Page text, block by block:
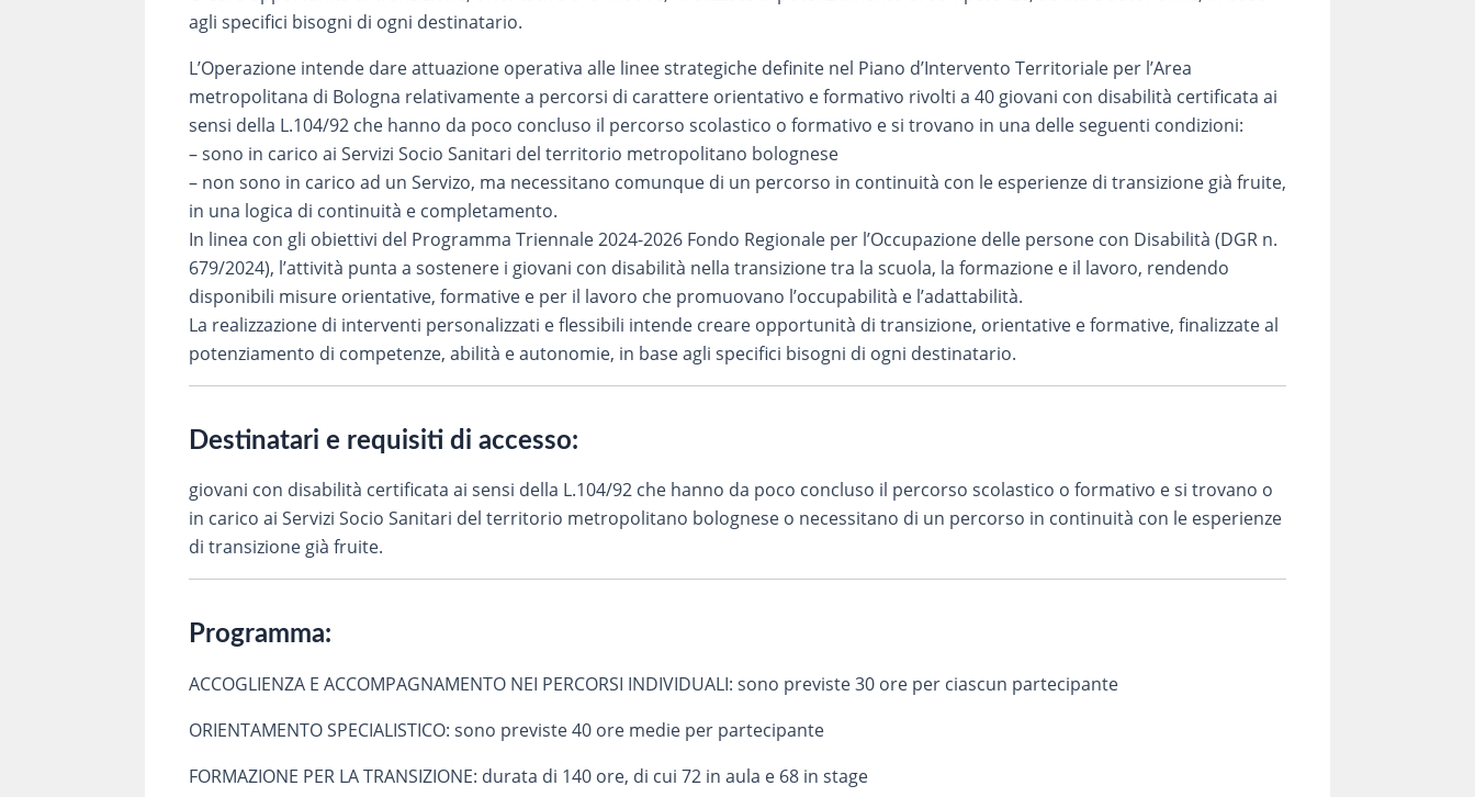
agli specifici bisogni di ogni destinatario.
L’Operazione intende dare attuazione operativa alle linee strategiche definite nel Piano d’Intervento Territoriale per l’Area
metropolitana di Bologna relativamente a percorsi di carattere orientativo e formativo rivolti a 40 giovani con disabilità certificata ai
sensi della L.104/92 che hanno da poco concluso il percorso scolastico o formativo e si trovano in una delle seguenti condizioni:
– sono in carico ai Servizi Socio Sanitari del territorio metropolitano bolognese
– non sono in carico ad un Servizo, ma necessitano comunque di un percorso in continuità con le esperienze di transizione già fruite,
in una logica di continuità e completamento.
In linea con gli obiettivi del Programma Triennale 2024-2026 Fondo Regionale per l’Occupazione delle persone con Disabilità (DGR n.
679/2024), l’attività punta a sostenere i giovani con disabilità nella transizione tra la scuola, la formazione e il lavoro, rendendo
disponibili misure orientative, formative e per il lavoro che promuovano l’occupabilità e l’adattabilità.
La realizzazione di interventi personalizzati e flessibili intende creare opportunità di transizione, orientative e formative, finalizzate al
potenziamento di competenze, abilità e autonomie, in base agli specifici bisogni di ogni destinatario.
Destinatari e requisiti di accesso:
giovani con disabilità certificata ai sensi della L.104/92 che hanno da poco concluso il percorso scolastico o formativo e si trovano o
in carico ai Servizi Socio Sanitari del territorio metropolitano bolognese o necessitano di un percorso in continuità con le esperienze
di transizione già fruite.
Programma:
ACCOGLIENZA E ACCOMPAGNAMENTO NEI PERCORSI INDIVIDUALI: sono previste 30 ore per ciascun partecipante
ORIENTAMENTO SPECIALISTICO: sono previste 40 ore medie per partecipante
FORMAZIONE PER LA TRANSIZIONE: durata di 140 ore, di cui 72 in aula e 68 in stage